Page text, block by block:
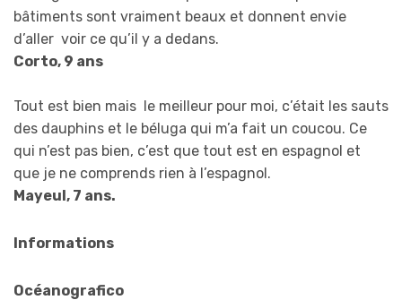
bâtiments sont vraiment beaux et donnent envie
d’aller voir ce qu’il y a dedans.
Corto, 9 ans
Tout est bien mais le meilleur pour moi, c’était les sauts
des dauphins et le béluga qui m’a fait un coucou. Ce
qui n’est pas bien, c’est que tout est en espagnol et
que je ne comprends rien à l’espagnol.
Mayeul, 7 ans.
Informations
Océanografico